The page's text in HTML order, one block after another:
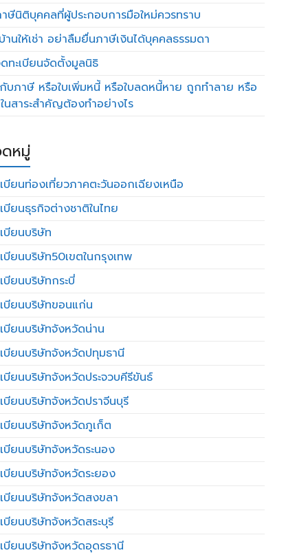
ษีนิติบุคคลที่ผู้ประกอบการมือใหม่ควรทราบ
านให้เช่า อย่าลืมยื่นภาษีเงินได้บุคคลธรรมดา
ทะเบียนจัดตั้งมูลนิธิ
บภาษี หรือใบเพิ่มหนี้ หรือใบลดหนี้หาย ถูกทำลาย หรือ
นสาระสำคัญต้องทำอย่างไร
หมู่
บียนท่องเที่ยวภาคตะวันออกเฉียงเหนือ
บียนธุรกิจต่างชาติในไทย
บียนบริษัท
บียนบริษัท50เขตในกรุงเทพ
บียนบริษัทกระบี่
บียนบริษัทขอนแก่น
บียนบริษัทจังหวัดน่าน
บียนบริษัทจังหวัดปทุมธานี
บียนบริษัทจังหวัดประจวบคีรีขันธ์
บียนบริษัทจังหวัดปราจีนบุรี
บียนบริษัทจังหวัดภูเก็ต
บียนบริษัทจังหวัดระนอง
บียนบริษัทจังหวัดระยอง
บียนบริษัทจังหวัดสงขลา
บียนบริษัทจังหวัดสระบุรี
บียนบริษัทจังหวัดอุดรธานี